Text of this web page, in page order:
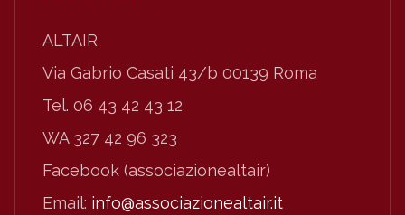
ALTAIR
Via Gabrio Casati 43/b 00139 Roma
Tel. 06 43 42 43 12
WA 327 42 96 323
Facebook (associazionealtair)
Email: info@associazionealtair.it